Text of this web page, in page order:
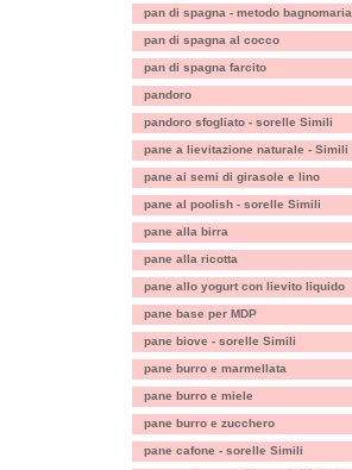
pan di spagna - metodo bagnomaria
pan di spagna al cocco
pan di spagna farcito
pandoro
pandoro sfogliato - sorelle Simili
pane a lievitazione naturale - Simili
pane ai semi di girasole e lino
pane al poolish - sorelle Simili
pane alla birra
pane alla ricotta
pane allo yogurt con lievito liquido
pane base per MDP
pane biove - sorelle Simili
pane burro e marmellata
pane burro e miele
pane burro e zucchero
pane cafone - sorelle Simili